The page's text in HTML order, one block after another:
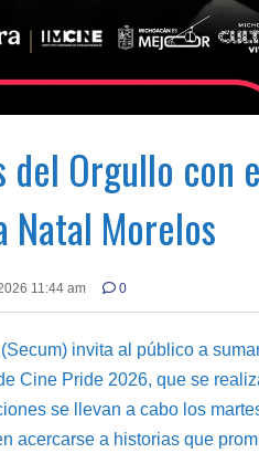
Orgullo con
Natal Morelos
11:44 am 0
invita al público a
Cine Pride 2026, que se
se llevan a cabo los
acercarse a historias que